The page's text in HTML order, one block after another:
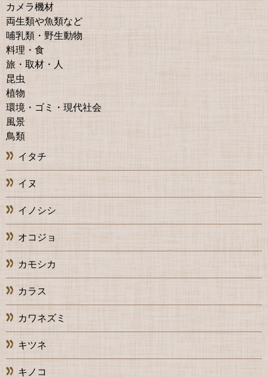
カメラ機材
両生類や魚類など
哺乳類・野生動物
料理・食
旅・取材・人
昆虫
植物
環境・ゴミ・現代社会
風景
鳥類
イタチ
イヌ
イノシシ
オコジョ
カモシカ
カラス
カワネズミ
キツネ
キノコ